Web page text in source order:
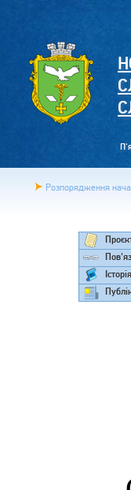
Розпорядження